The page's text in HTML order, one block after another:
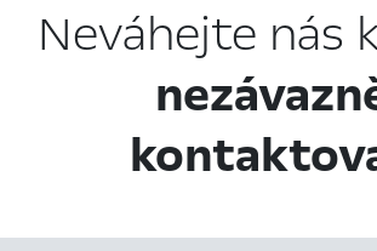
Neváhejte nás